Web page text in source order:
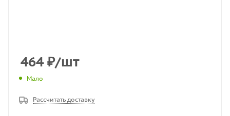
464₽/шт
Мало
Рассчитать доставку